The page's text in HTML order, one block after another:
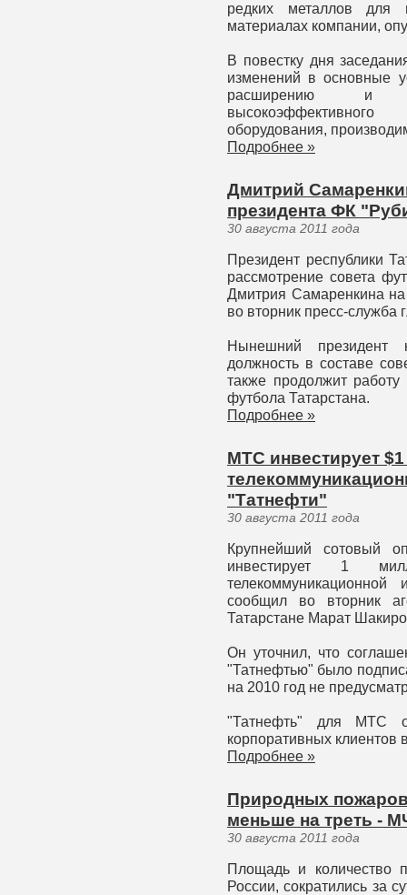
редких металлов для
материалах компании,
В повестку дня
изменений в основные
расширению и
оборудования,
Подробнее »
Дмитрий
президента ФК
30 августа 2011 года
Президент республики
рассмотрение совета
Дмитрия Самаренкина
во вторник пресс-служба
Нынешний президент
должность в составе
также продолжит
футбола Татарстана.
Подробнее »
МТС инвестирует
"Татнефти"
30 августа 2011 года
Крупнейший сотовый
инвестирует 1
сообщил во вторник
Татарстане Марат
Он уточнил, что
"Татнефтью" было
на 2010 год не
"Татнефть" для МТС
корпоративных клиентов
Подробнее »
Природных пожаров
меньше на треть -
30 августа 2011 года
Площадь и количество
России, сократились за